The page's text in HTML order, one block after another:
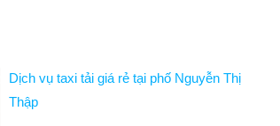
Dịch vụ taxi tải giá rẻ tại phố Nguyễn Thị
Thập